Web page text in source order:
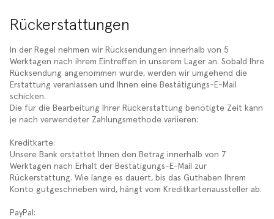
Rückerstattungen
In der Regel nehmen wir Rücksendungen innerhalb von 5
Werktagen nach ihrem Eintreffen in unserem Lager an. Sobald Ihre
Rücksendung angenommen wurde, werden wir umgehend die
Erstattung veranlassen und Ihnen eine Bestätigungs-E-Mail
schicken.
Die für die Bearbeitung Ihrer Rückerstattung benötigte Zeit kann
je nach verwendeter Zahlungsmethode variieren:
Kreditkarte:
Unsere Bank erstattet Ihnen den Betrag innerhalb von 7
Werktagen nach Erhalt der Bestätigungs-E-Mail zur
Rückerstattung. Wie lange es dauert, bis das Guthaben Ihrem
Konto gutgeschrieben wird, hängt vom Kreditkartenaussteller ab.
PayPal: